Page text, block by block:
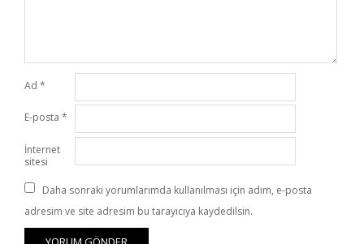
Ad *
E-posta *
İnternet
sitesi
Daha sonraki yorumlarımda kullanılması için adım, e-posta
adresim ve site adresim bu tarayıcıya kaydedilsin.